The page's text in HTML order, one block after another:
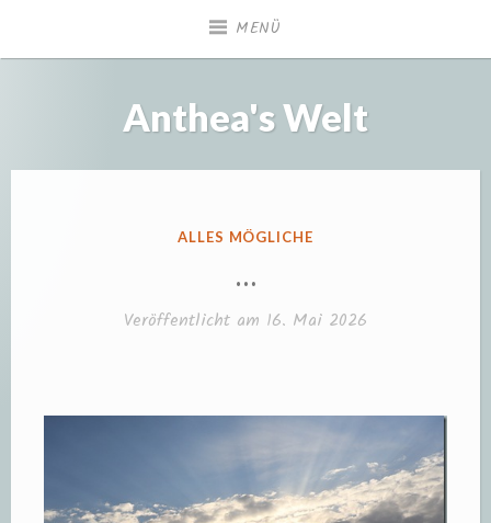
MENÜ
Anthea's Welt
VERÖFFENTLICHT
ALLES MÖGLICHE
…
Veröffentlicht am 16. Mai 2026